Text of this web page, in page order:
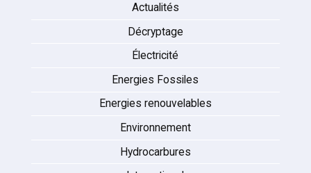
Actualités
Décryptage
Électricité
Energies Fossiles
Energies renouvelables
Environnement
Hydrocarbures